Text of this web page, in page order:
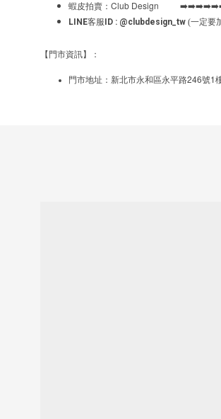
蝦皮拍賣： Club Design
LINE客服 ID : @clubdesign_tw (一定要
【門市資訊】：
門市地址：新北市永和區永平路246號1